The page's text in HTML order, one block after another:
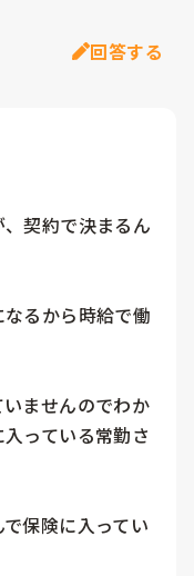
回答する
契約で決まるん
るから時給で働
ませんのでわか
っている常勤さ
保険に入ってい